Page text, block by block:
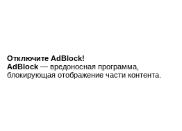
Отключите AdBlock!
AdBlock — вредоносная программа,
блокирующая отображение части контента.